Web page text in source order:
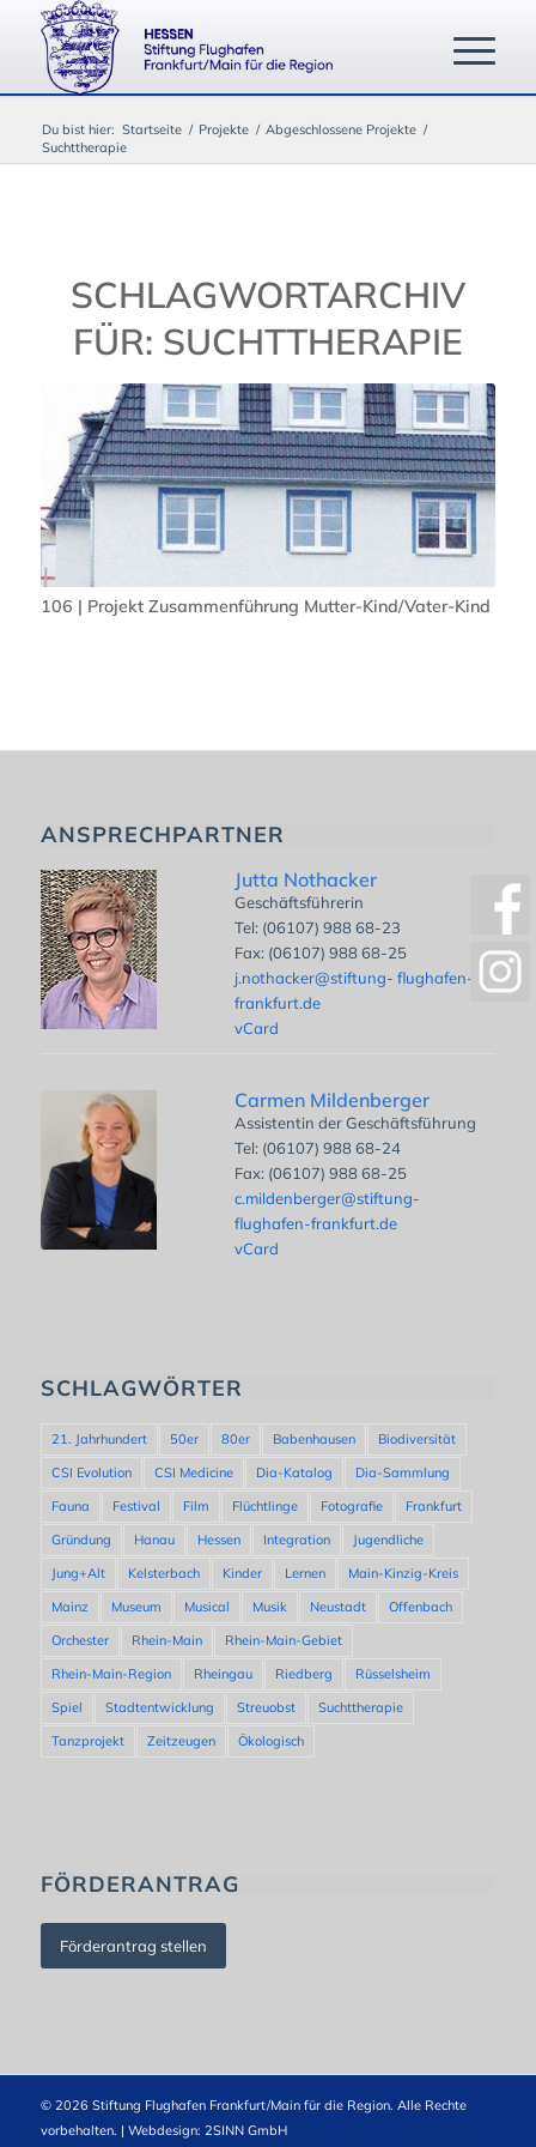
Du bist hier: Startseite / Projekte / Abgeschlossene Projekte /
Suchttherapie
SCHLAGWORTARCHIV
FÜR: SUCHTTHERAPIE
106 | Projekt Zusammenführung Mutter-Kind/Vater-Kind
ANSPRECHPARTNER
Jutta Nothacker
Geschäftsführerin
Tel: (06107) 988 68-23
Fax: (06107) 988 68-25
j.nothacker@stiftung- flughafen-
frankfurt.de
vCard
Carmen Mildenberger
Assistentin der Geschäftsführung
Tel: (06107) 988 68-24
Fax: (06107) 988 68-25
c.mildenberger@stiftung-
flughafen-frankfurt.de
vCard
SCHLAGWÖRTER
21. Jahrhundert 50er 80er Babenhausen
Biodiversität
CSI Evolution
CSI Medicine Dia-Katalog
Dia-Sammlung
Fauna
Festival Film Flüchtlinge Fotografie
Frankfurt
Gründung
Hanau Hessen Integration
Jugendliche
Jung+Alt
Kelsterbach Kinder Lernen
Main-Kinzig-Kreis
Mainz
Museum Musical Musik Neustadt
Offenbach
Orchester
Rhein-Main
Rhein-Main-Gebiet
Rhein-Main-Region
Rheingau Riedberg
Rüsselsheim
Spiel
Stadtentwicklung Streuobst
Suchttherapie
Tanzprojekt
Zeitzeugen Ökologisch
FÖRDERANTRAG
Förderantrag stellen
© 2026 Stiftung Flughafen Frankfurt/Main für die Region. Alle Rechte
vorbehalten. | Webdesign: 2SINN GmbH